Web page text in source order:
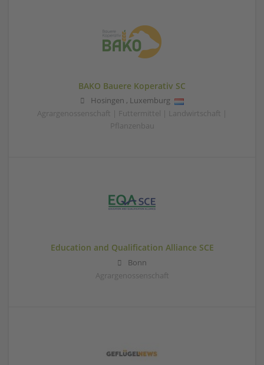
BAKO Bauere Koperativ SC
Hosingen , Luxemburg
Agrargenossenschaft | Futtermittel | Landwirtschaft |
Pflanzenbau
Education and Qualification Alliance SCE
Bonn
Agrargenossenschaft